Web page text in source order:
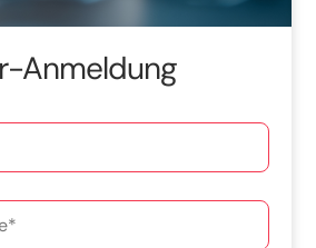
Anmeldung